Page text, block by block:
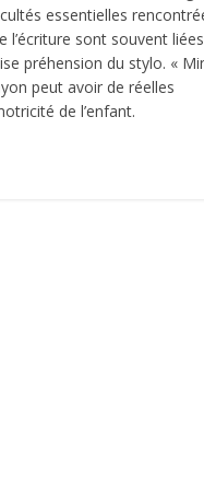
essentielles
l’écriture sont souvent
préhension du stylo. «
peut avoir de réelles
de l’enfant.